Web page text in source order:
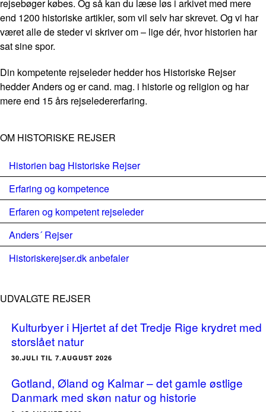
rejsebøger købes. Og så kan du læse løs i arkivet med mere
end 1200 historiske artikler, som vil selv har skrevet. Og vi har
været alle de steder vi skriver om – lige dér, hvor historien har
sat sine spor.
Din kompetente rejseleder hedder hos Historiske Rejser
hedder Anders og er cand. mag. i historie og religion og har
mere end 15 års rejseledererfaring.
OM HISTORISKE REJSER
Historien bag Historiske Rejser
Erfaring og kompetence
Erfaren og kompetent rejseleder
Anders´ Rejser
Historiskerejser.dk anbefaler
UDVALGTE REJSER
Kulturbyer i Hjertet af det Tredje Rige krydret med
storslået natur
30.JULI TIL 7.AUGUST 2026
Gotland, Øland og Kalmar – det gamle østlige
Danmark med skøn natur og historie